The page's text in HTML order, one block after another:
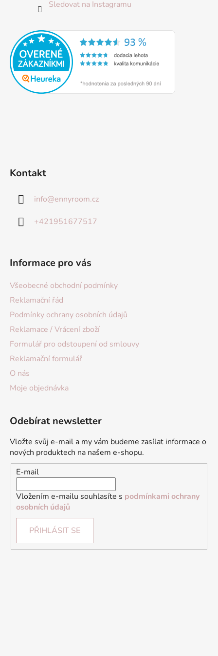
Sledovat na Instagramu
Kontakt
info@ennyroom.cz
+421951677517
Informace pro vás
Všeobecné obchodní podmínky
Reklamační řád
Podmínky ochrany osobních údajů
Reklamace / Vrácení zboží
Formulář pro odstoupení od smlouvy
Reklamační formulář
O nás
Moje objednávka
Odebírat newsletter
Vložte svůj e-mail a my vám budeme zasílat informace o
nových produktech na našem e-shopu.
E-mail
Vložením e-mailu souhlasíte s podmínkami ochrany
osobních údajů
PŘIHLÁSIT SE